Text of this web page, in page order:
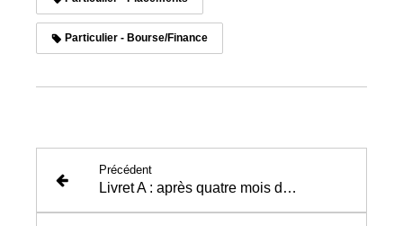
Particulier - Bourse/Finance
Précédent
Livret A : après quatre mois de décollecte, un été sous tension